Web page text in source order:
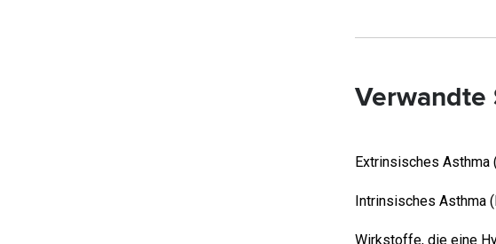
Verwandte
Extrinsisches Asthma
Intrinsisches Asthma
Wirkstoffe, die eine